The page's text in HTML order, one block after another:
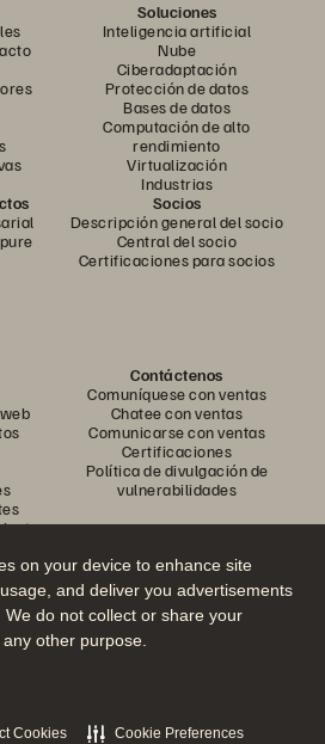
on your device to enhance site
and deliver you advertisements
do not collect or share your
other purpose.
Cookies Cookie Preferences
Soluciones
Inteligencia artificial
Nube
Ciberadaptación
Protección de datos
Bases de datos
Computación de alto
rendimiento
Virtualización
Industrias
Socios
Descripción general del socio
Central del socio
Certificaciones para socios
Contáctenos
Comuníquese con ventas
Chatee con ventas
Comunicarse con ventas
Certificaciones
Política de divulgación de
vulnerabilidades
a la conversación
sociales oficiales de Everpure
Inc. Todos los derechos reservados.